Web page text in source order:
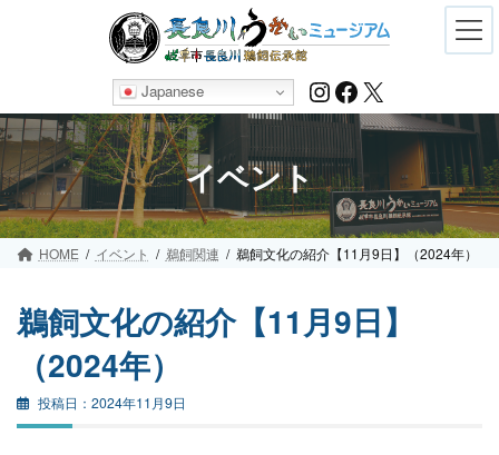
Japanese Instagram
Facebook
X
イベント
HOME イベント 鵜飼関連 鵜飼文化の紹介【11月9日】（2024年）
鵜飼文化の紹介【11月9日】
（2024年）
2024年11月9日